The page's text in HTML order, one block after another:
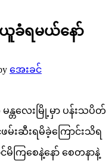
ခံရမယ်နော်
အေးခင်
န္တလေးမြို့မှာ ပန်းသပိတ်
းဆီးရမိခဲ့ကြောင်းသိရ
ကြစေနဲ့နော် စေတနာနဲ့